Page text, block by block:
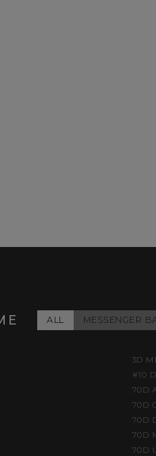
ALL MESSENGER
3D
#10
70D
70D
70D
70D
70D